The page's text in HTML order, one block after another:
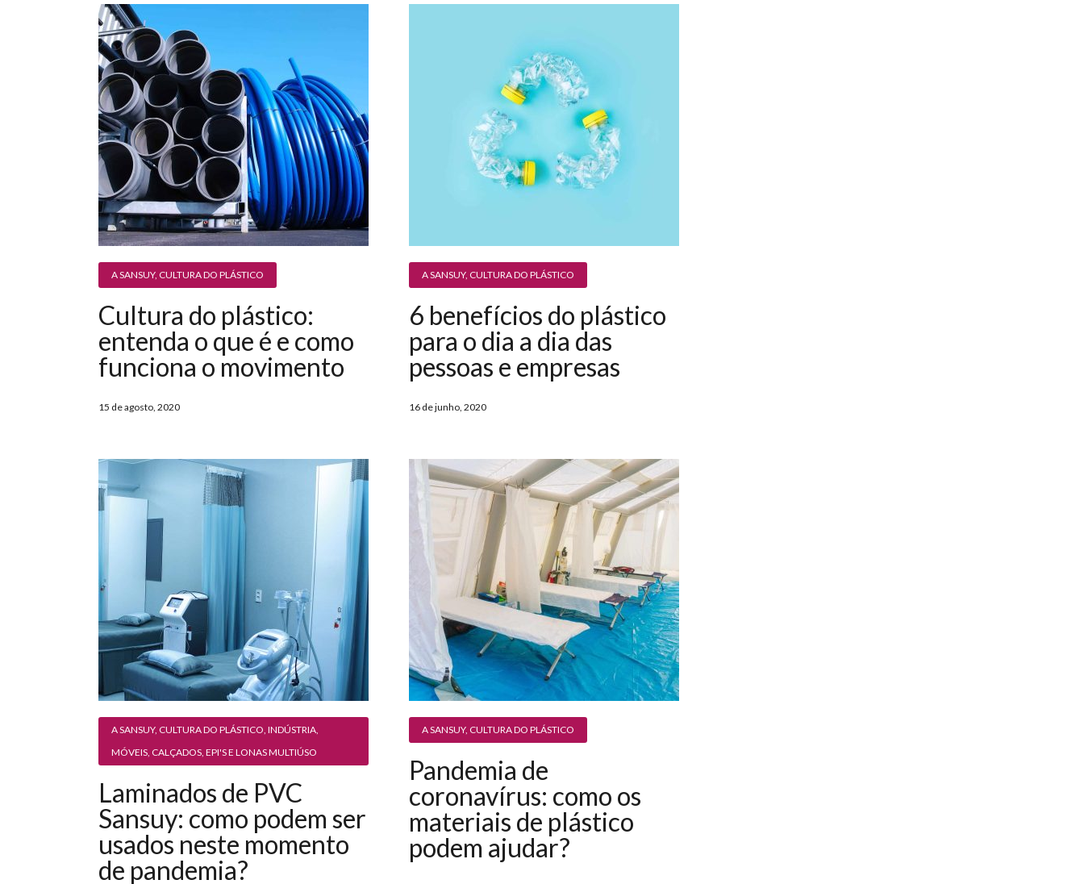
A SANSUY, CULTURA DO PLÁSTICO
Cultura do plástico:
entenda o que é e como
funciona o movimento
15 de agosto, 2020
A SANSUY, CULTURA DO PLÁSTICO
6 benefícios do plástico
para o dia a dia das
pessoas e empresas
16 de junho, 2020
A SANSUY, CULTURA DO PLÁSTICO, INDÚSTRIA,
MÓVEIS, CALÇADOS, EPI'S E LONAS MULTIÚSO
Laminados de PVC
Sansuy: como podem ser
usados neste momento
de pandemia?
A SANSUY, CULTURA DO PLÁSTICO
Pandemia de
coronavírus: como os
materiais de plástico
podem ajudar?